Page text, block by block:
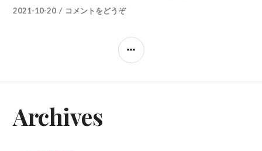
2021-10-20 コメントをどうぞ
サ
ド
Archives